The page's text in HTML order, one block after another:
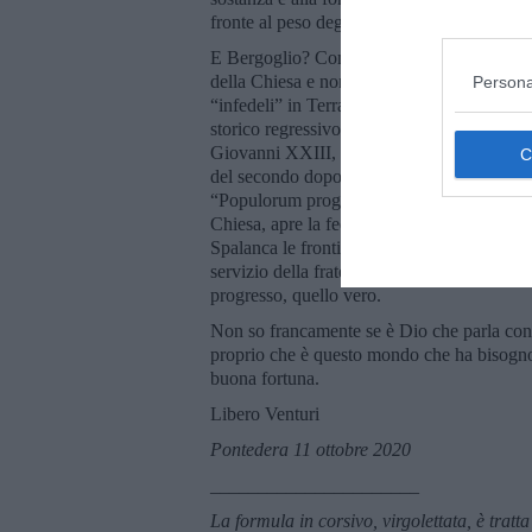
fronte al peso degli affanni. Diversi dei
E Bergoglio? Come San Francesco
della Chiesa e non solo e si fece
“infedeli” in Terra Santa -ogni tempo
storico regressivo dove i muri non si
Giovanni XXIII, il Pontefice del Concilio,
del secondo dopo guerra verso il dialogo
“Populorum progressio”. Francesco non
Chiesa, apre la fede alle fedi e interpreta
Spalanca le frontiere alla speranza e
servizio della fraternità nel mondo”. Che
progresso, quello vero.
Non so francamente se è Dio che parla
proprio che è questo mondo che ha
buona fortuna.
Libero Venturi
Pontedera 11 ottobre 2020
La formula in corsivo, virgolettata, è